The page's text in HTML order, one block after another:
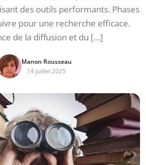
des outils performants. Phases
pour une recherche efficace.
de la diffusion et du […]
Manon Rousseau
14 juillet 2025